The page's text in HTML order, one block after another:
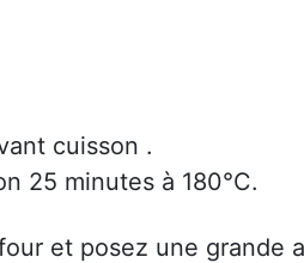
cuisson .
25 minutes à 180°C.
et posez une grande